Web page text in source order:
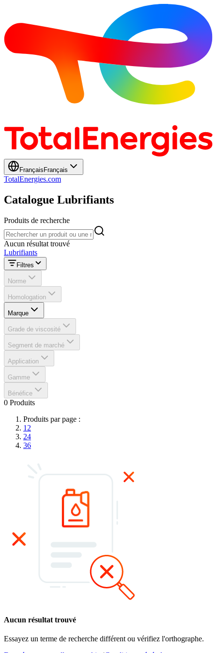
Français Français
TotalEnergies.com
Catalogue Lubrifiants
Produits de recherche
Produits de recherche
Aucun résultat trouvé
Lubrifiants
Filtres
Norme
Homologation
Marque
Grade de viscosité
Segment de marché
Application
Gamme
Bénéfice
0 Produits
Produits par page :
12
24
36
Aucun résultat trouvé
Essayez un terme de recherche différent ou vérifiez l'orthographe.